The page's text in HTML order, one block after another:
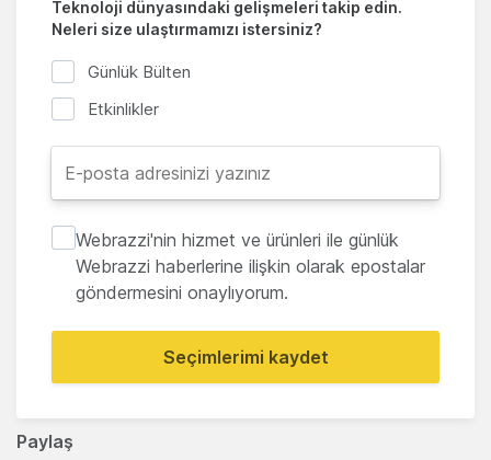
Paylaş
Teknoloji dünyasındaki gelişmeleri takip edin.
Neleri size ulaştırmamızı istersiniz?
Günlük Bülten
Etkinlikler
Webrazzi'nin hizmet ve ürünleri ile günlük
Webrazzi haberlerine ilişkin olarak epostalar
göndermesini onaylıyorum.
Seçimlerimi kaydet